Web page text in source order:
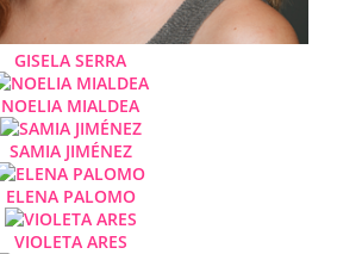
GISELA SERRA
NOELIA MIALDEA
SAMIA JIMÉNEZ
ELENA PALOMO
VIOLETA ARES